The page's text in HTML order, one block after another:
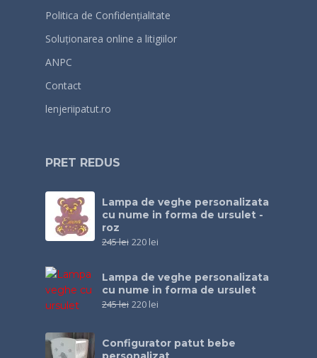
Politica de Confidențialitate
Soluționarea online a litigiilor
ANPC
Contact
lenjeriipatut.ro
PRET REDUS
Lampa de veghe personalizata
cu nume in forma de ursulet -
roz
245lei 220 lei
Lampa de veghe personalizata
cu nume in forma de ursulet
245lei 220 lei
Configurator patut bebe